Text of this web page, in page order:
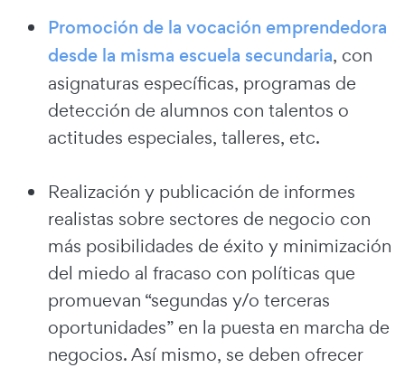
Promoción de la vocación emprendedora
desde la misma escuela secundaria, con
asignaturas específicas, programas de
detección de alumnos con talentos o
actitudes especiales, talleres, etc.
Realización y publicación de informes
realistas sobre sectores de negocio con
más posibilidades de éxito y minimización
del miedo al fracaso con políticas que
promuevan “segundas y/o terceras
oportunidades” en la puesta en marcha de
negocios. Así mismo, se deben ofrecer